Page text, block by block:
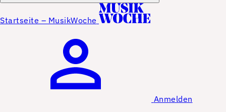
Startseite – MusikWoche
Anmelden